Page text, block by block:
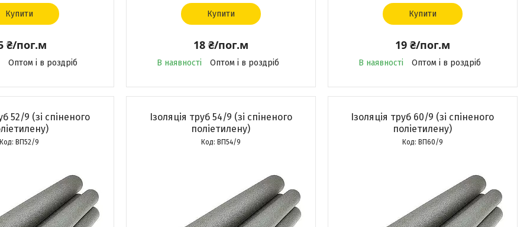
Купити
₴/пог.м
Оптом і в роздріб
Купити
18 ₴/пог.м
В наявності Оптом і в роздріб
Купити
19 ₴/пог.м
В наявності Оптом і в роздріб
52/9 (зі спіненого
ВП52/9
Ізоляція труб 54/9 (зі спіненого
поліетилену)
ВП54/9
Ізоляція труб 60/9 (зі спіненого
поліетилену)
ВП60/9